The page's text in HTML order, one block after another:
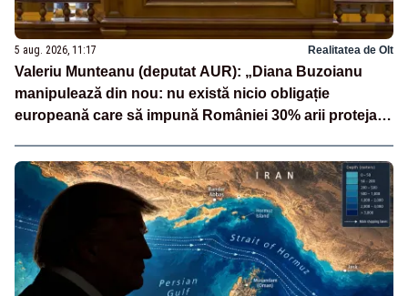
5 aug. 2026, 11:17 Realitatea de Olt
Valeriu Munteanu (deputat AUR): „Diana Buzoianu
manipulează din nou: nu există nicio obligație
europeană care să impună României 30% arii protejate